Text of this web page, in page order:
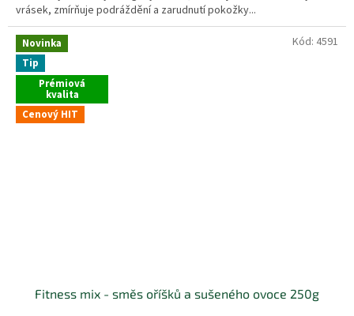
vrásek, zmírňuje podráždění a zarudnutí pokožky...
Novinka
Tip
Prémiová
kvalita
Cenový HIT
Fitness mix - směs oříšků a sušeného ovoce 250g
Kód: 4591